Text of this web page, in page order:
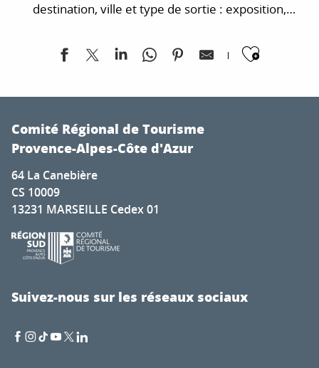
destination, ville et type de sortie : exposition,
Marché aux Puces
Démonstration de distillation de lavandes
Course de l'Avenir
Atelier pour adulte "Alphabet féerique"
Quai des Artistes
Exposition : Walter Arlaud - Peintures | Art et vin
Marché à Caille
Exposition art et vin au château Mauvanne
Election Miss Ayguade
Animations sportives estivales à Grimaud
Comité Régional de Tourisme
Provence-Alpes-Côte d'Azur
64 La Canebière
CS 10009
13231 MARSEILLE Cedex 01
Suivez-nous sur les réseaux sociaux